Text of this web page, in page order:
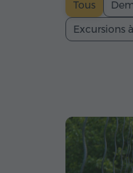
Tous
Excursions